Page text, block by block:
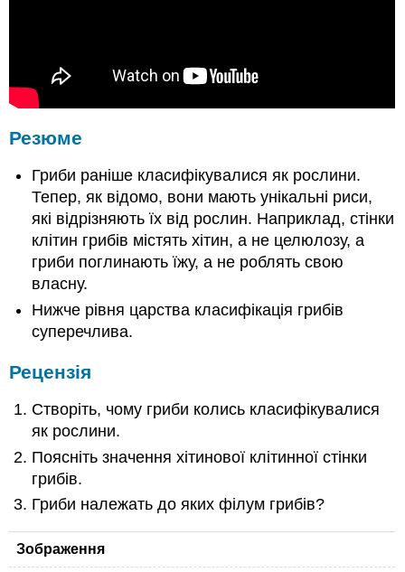
Резюме
Гриби раніше класифікувалися як рослини.
Тепер, як відомо, вони мають унікальні риси,
які відрізняють їх від рослин. Наприклад, стінки
клітин грибів містять хітин, а не целюлозу, а
гриби поглинають їжу, а не роблять свою
власну.
Нижче рівня царства класифікація грибів
суперечлива.
Рецензія
Створіть, чому гриби колись класифікувалися
як рослини.
Поясніть значення хітинової клітинної стінки
грибів.
Гриби належать до яких філум грибів?
Зображення